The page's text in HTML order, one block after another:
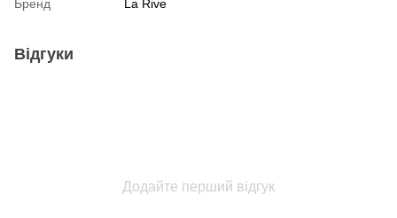
Бренд La Rive
Відгуки
Додайте перший відгук